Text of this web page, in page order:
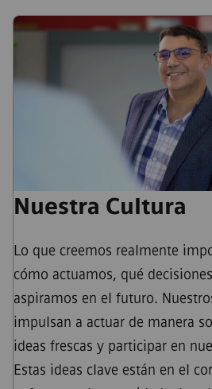
Nuestra Cultura
Lo que creemos realmente
cómo actuamos, qué
aspiramos en el futuro.
impulsan a actuar de manera
ideas frescas y participar en
Estas ideas clave están en el